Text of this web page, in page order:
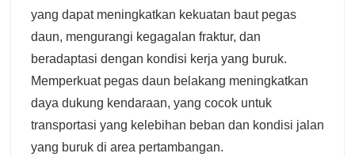
yang dapat meningkatkan kekuatan baut pegas
daun, mengurangi kegagalan fraktur, dan
beradaptasi dengan kondisi kerja yang buruk.
Memperkuat pegas daun belakang meningkatkan
daya dukung kendaraan, yang cocok untuk
transportasi yang kelebihan beban dan kondisi jalan
yang buruk di area pertambangan.